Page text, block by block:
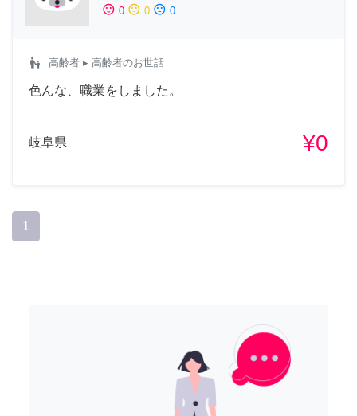
sentiment_satisfied 0 sentiment_neutral 0 sentiment_dissatisfied 0
escalator_warning 高齢者 ▸ 高齢者のお世話
色んな、職業をしました。
岐阜県 ¥0
1